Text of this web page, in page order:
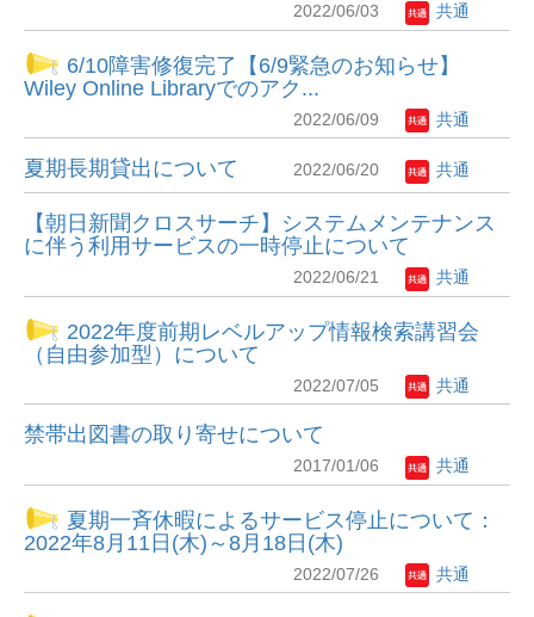
2022/06/03 共通
6/10障害修復完了【6/9緊急のお知らせ】
Wiley Online Libraryでのアク...
2022/06/09 共通
夏期長期貸出について 2022/06/20 共通
【朝日新聞クロスサーチ】システムメンテナンス
に伴う利用サービスの一時停止について
2022/06/21 共通
2022年度前期レベルアップ情報検索講習会
（自由参加型）について
2022/07/05 共通
禁帯出図書の取り寄せについて
2017/01/06 共通
夏期一斉休暇によるサービス停止について：
2022年8月11日(木)～8月18日(木)
2022/07/26 共通